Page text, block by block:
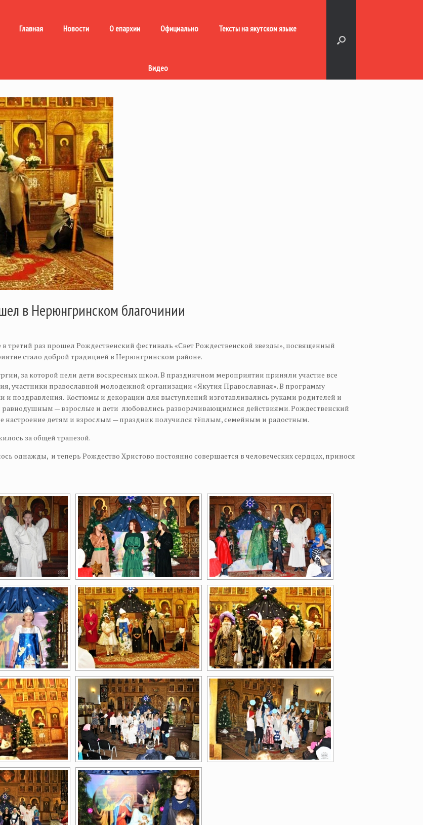
Главная Новости О епархии Официально Тексты на якутском языке
Видео
в Нерюнгринском благочинии
в третий раз прошел Рождественский фестиваль «Свет Рождественской звезды», посвященный
стало доброй традицией в Нерюнгринском районе.
за которой пели дети воскресных школ. В праздничном мероприятии приняли участие все
участники православной молодежной организации «Якутия Православная». В программу
и поздравления. Костюмы и декорации для выступлений изготавливались руками родителей и
равнодушным — взрослые и дети любовались разворачивающимися действиями. Рождественский
настроение детям и взрослым — праздник получился тёплым, семейным и радостным.
за общей трапезой.
однажды, и теперь Рождество Христово постоянно совершается в человеческих сердцах, принося